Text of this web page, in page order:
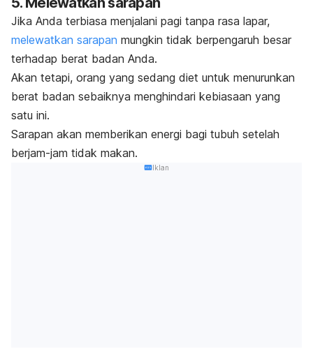
Jika Anda terbiasa menjalani pagi tanpa rasa lapar,
melewatkan sarapan mungkin tidak berpengaruh besar
terhadap berat badan Anda.
Akan tetapi, orang yang sedang diet untuk menurunkan
berat badan sebaiknya menghindari kebiasaan yang
satu ini.
Sarapan akan memberikan energi bagi tubuh setelah
berjam-jam tidak makan.
Iklan